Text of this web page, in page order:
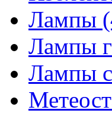
Лампы
Лампы
Лампы